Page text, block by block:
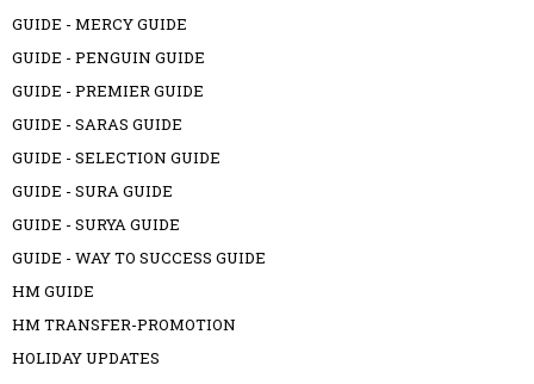
GUIDE - MERCY GUIDE
GUIDE - PENGUIN GUIDE
GUIDE - PREMIER GUIDE
GUIDE - SARAS GUIDE
GUIDE - SELECTION GUIDE
GUIDE - SURA GUIDE
GUIDE - SURYA GUIDE
GUIDE - WAY TO SUCCESS GUIDE
HM GUIDE
HM TRANSFER-PROMOTION
HOLIDAY UPDATES